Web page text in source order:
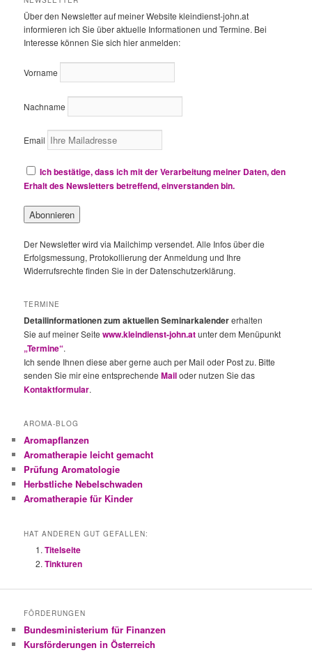
e
n
Über den Newsletter auf meiner Website kleindienst-john.at
informieren ich Sie über aktuelle Informationen und Termine. Bei
Interesse können Sie sich hier anmelden:
Vorname
Nachname
Email
Ich bestätige, dass ich mit der Verarbeitung meiner Daten, den
Erhalt des Newsletters betreffend, einverstanden bin.
Der Newsletter wird via Mailchimp versendet. Alle Infos über die
Erfolgsmessung, Protokollierung der Anmeldung und Ihre
Widerrufsrechte finden Sie in der Datenschutzerklärung.
TERMINE
Detailinformationen zum aktuellen Seminarkalendererhalten
Sie auf meiner Seitewww.kleindienst-john.atunter dem Menüpunkt
„Termine“.
Ich sende Ihnen diese aber gerne auch per Mail oder Post zu. Bitte
senden Sie mir eine entsprechendeMailoder nutzen Sie das
Kontaktformular.
AROMA-BLOG
Aromapflanzen
Aromatherapie leicht gemacht
Prüfung Aromatologie
Herbstliche Nebelschwaden
Aromatherapie für Kinder
HAT ANDEREN GUT GEFALLEN:
Titelseite
Tinkturen
FÖRDERUNGEN
Bundesministerium für Finanzen
Kursförderungen in Österreich